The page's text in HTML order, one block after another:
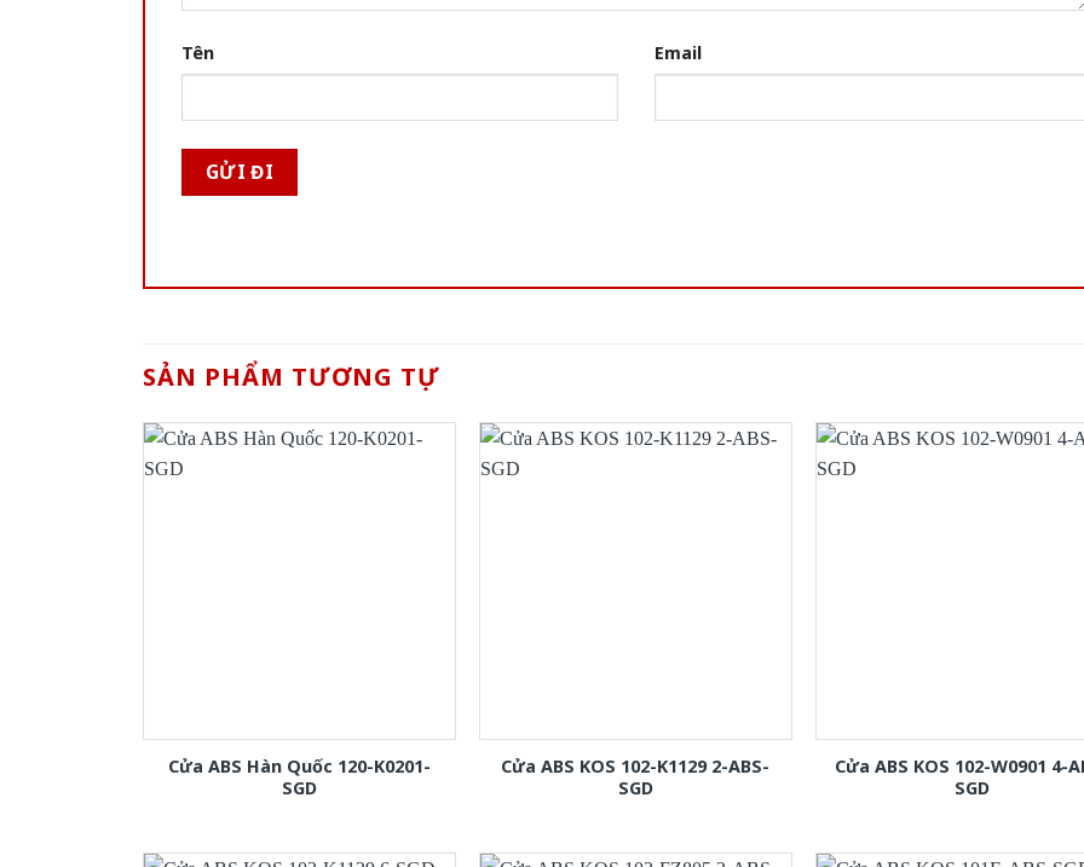
Tên Email
SẢN PHẨM TƯƠNG TỰ
Cửa ABS Hàn Quốc 120-K0201-
SGD
Cửa ABS KOS 102-K1129 2-ABS-
SGD
Cửa ABS KOS 102-W0901 4-
SGD